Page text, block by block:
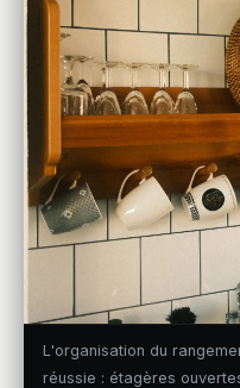
L'organisation du
réussie : étagères